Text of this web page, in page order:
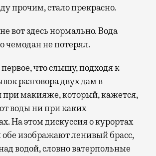
прочим, стало прекрасно.
вот здесь нормально. Вода
чемодан не потерял.
что слышу, подходя к
разговора двух дам в
при макияже, который, кажется,
воды ни при каких
На этом дискуссия о курортах
обе изображают ленивый брасс,
водой, словно ватерпольные